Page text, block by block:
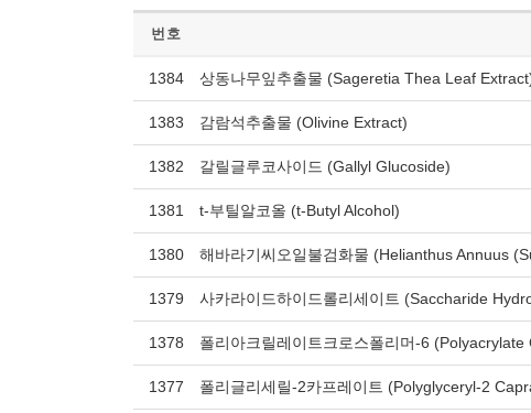
번호
1384 상동나무잎추출물 (Sageretia Thea Leaf
1383 감람석추출물 (Olivine Extract)
1382 갈릴글루코사이드 (Gallyl Glucoside)
1381 t-부틸알코올 (t-Butyl Alcohol)
1380 해바라기씨오일불검화물 (Helianthus Annuus
1379 사카라이드하이드롤리세이트 (Saccharide
1378 폴리아크릴레이트크로스폴리머-6 (Polyacrylate
1377 폴리글리세릴-2카프레이트 (Polyglyceryl-2